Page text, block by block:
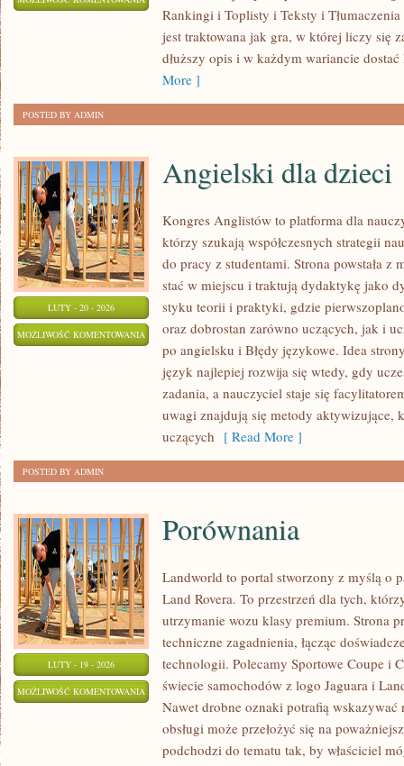
POLECAJKI
Rankingi i Toplisty i Teksty i
jest traktowana jak gra, w której liczy się
dłuższy opis i w każdym wariancie
More ]
POSTED BY ADMIN
LUTY - 20 - 2026
MOŻLIWOŚĆ KOMENTOWANIA ANGIELSKI
DZIECI
Angielski dla dzieci
Kongres Anglistów to platforma dla
którzy szukają współczesnych strategii
do pracy z studentami. Strona powstała z
stać w miejscu i traktują dydaktykę jako
styku teorii i praktyki, gdzie
oraz dobrostan zarówno uczących, jak i
po angielsku i Błędy językowe. Idea
język najlepiej rozwija się wtedy, gdy
zadania, a nauczyciel staje się
uwagi znajdują się metody aktywizujące,
uczących [ Read More ]
POSTED BY ADMIN
LUTY - 19 - 2026
MOŻLIWOŚĆ KOMENTOWANIA PORÓWNANIA
Porównania
Landworld to portal stworzony z myślą o
Land Rovera. To przestrzeń dla tych,
utrzymanie wozu klasy premium. Strona
techniczne zagadnienia, łącząc
technologii. Polecamy Sportowe Coupe i
świecie samochodów z logo Jaguara i
Nawet drobne oznaki potrafią wskazywać
obsługi może przełożyć się na
podchodzi do tematu tak, by właściciel